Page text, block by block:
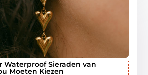
Waterproof Sieraden van
Moeten Kiezen